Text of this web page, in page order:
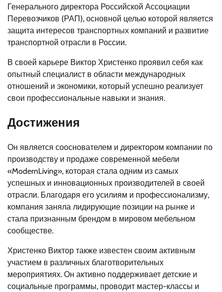
Генерального директора Российской Ассоциации
Перевозчиков (РАП), основной целью которой является
защита интересов транспортных компаний и развитие
транспортной отрасли в России.
В своей карьере Виктор Христенко проявил себя как
опытный специалист в области международных
отношений и экономики, который успешно реализует
свои профессиональные навыки и знания.
Достижения
Он является сооснователем и директором компании по
производству и продаже современной мебели
«ModernLiving», которая стала одним из самых
успешных и инновационных производителей в своей
отрасли. Благодаря его усилиям и профессионализму,
компания заняла лидирующие позиции на рынке и
стала признанным брендом в мировом мебельном
сообществе.
Христенко Виктор также известен своим активным
участием в различных благотворительных
мероприятиях. Он активно поддерживает детские и
социальные программы, проводит мастер-классы и